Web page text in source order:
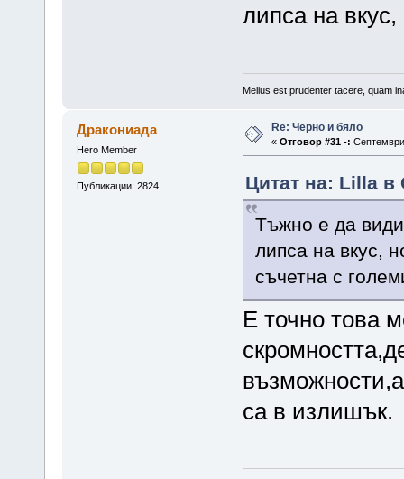
липса на
Melius est prudenter tacere, quam
Дракониада
Hero Member
Публикации: 2824
Re: Черно и бяло
« Отговор #31 -:
Цитат на: Lilla в
Тъжно е да
липса на вкус,
съчетна с
Е точно това
са в излишък.